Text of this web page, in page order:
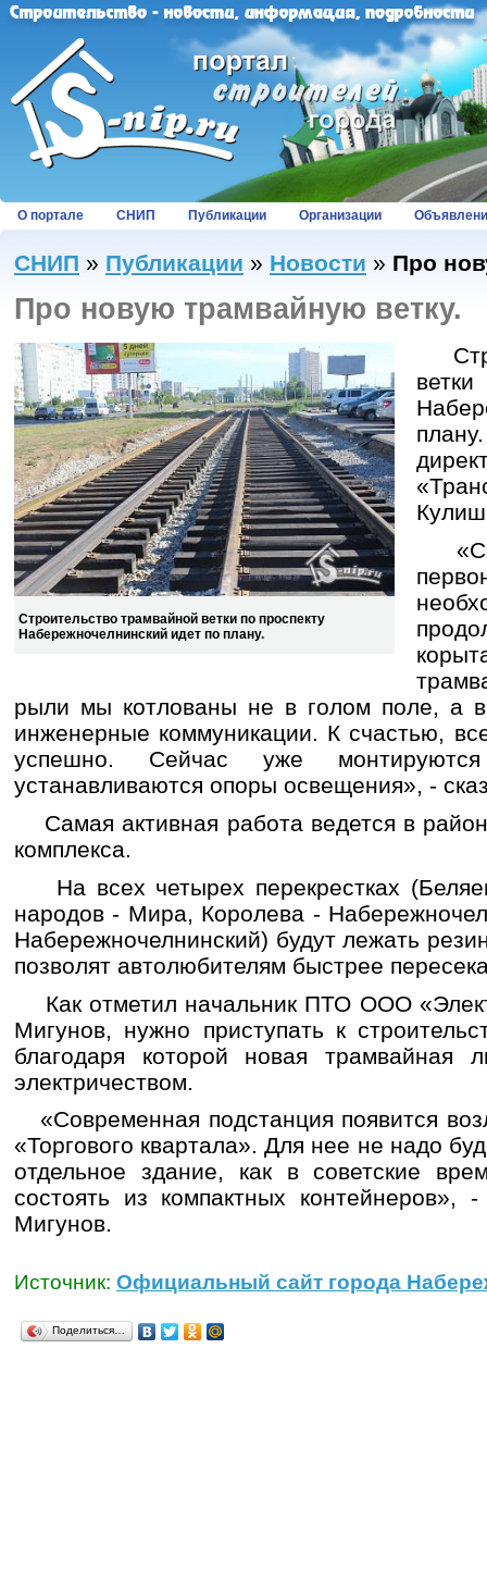
О портале СНИП Публикации Организации
СНИП » Публикации » Новости » Про
Про новую трамвайную ветку.
Строительство трамвайной ветки по проспекту
Набережночелнинский идет по плану.
рыли мы котлованы не в голом поле, а
инженерные коммуникации. К счастью,
успешно. Сейчас уже
устанавливаются опоры освещения», -
Самая активная работа ведется в
комплекса.
На всех четырех перекрестках
народов - Мира, Королева -
Набережночелнинский) будут лежать
позволят автолюбителям быстрее
Как отметил начальник ПТО ООО
Мигунов, нужно приступать к
благодаря которой новая трамвайная
электричеством.
«Современная подстанция появится
«Торгового квартала». Для нее не надо
отдельное здание, как в советские
состоять из компактных контейнеров»,
Мигунов.
Источник: Официальный сайт города
Поделиться…